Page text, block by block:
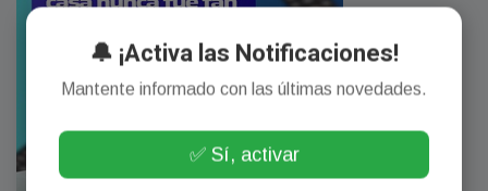
🔔 ¡Activa las Notificaciones!
Mantente informado con las últimas novedades.
✅ Sí, activar